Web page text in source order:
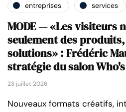
entreprises services
MODE — «Les visiteurs
seulement des
solutions» : Frédéric
stratégie du salon
23 juillet 2026
Nouveaux formats créatifs,